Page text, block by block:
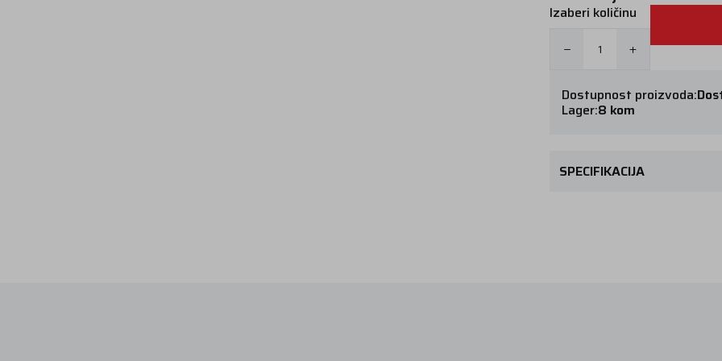
Izaberi količinu
Dostupnost proizvoda:
Lager:8 kom
SPECIFIKACIJA